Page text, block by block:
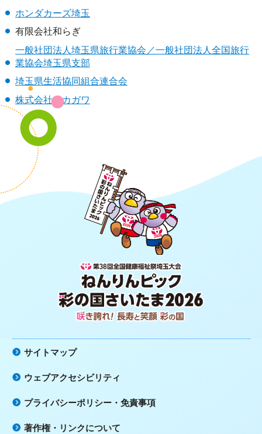
ホンダカーズ埼玉
有限会社和らぎ
一般社団法人埼玉県旅行業協会／一般社団法人全国旅行
業協会埼玉県支部
埼玉県生活協同組合連合会
株式会社フカガワ
第38回全国健康福祉祭埼玉大会 ね
んりんピック 彩の国さいたま2026
咲き誇れ！長寿と笑顔 彩の国
サイトマップ
ウェブアクセシビリティ
プライバシーポリシー・免責事項
著作権・リンクについて